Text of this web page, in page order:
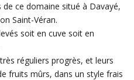
ce domaine situé à Davayé,
Saint-Véran.
soit en cuve soit en
réguliers progrès, et leurs
fruits mûrs, dans un style frais